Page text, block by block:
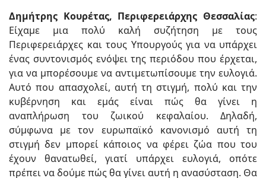
Δημήτρης Κουρέτας, Περιφερειάρχης Θεσσαλίας:
Είχαμε μια πολύ καλή συζήτηση με τους
Περιφερειάρχες και τους Υπουργούς για να υπάρχει
ένας συντονισμός ενόψει της περιόδου που έρχεται,
για να μπορέσουμε να αντιμετωπίσουμε την ευλογιά.
Αυτό που απασχολεί, αυτή τη στιγμή, πολύ και την
κυβέρνηση και εμάς είναι πώς θα γίνει η
αναπλήρωση του ζωικού κεφαλαίου. Δηλαδή,
σύμφωνα με τον ευρωπαϊκό κανονισμό αυτή τη
στιγμή δεν μπορεί κάποιος να φέρει ζώα που του
έχουν θανατωθεί, γιατί υπάρχει ευλογιά, οπότε
πρέπει να δούμε πώς θα γίνει αυτή η ανασύσταση. Θα